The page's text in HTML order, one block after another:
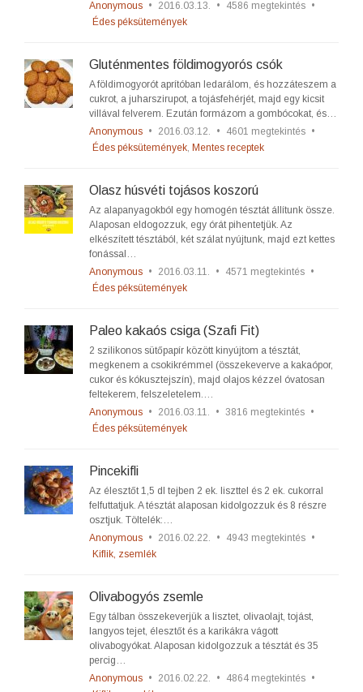
Anonymous • 2016.03.13. • 4586 megtekintés •
Édes péksütemények
Gluténmentes földimogyorós csók
A földimogyorót aprítóban ledarálom, és hozzáteszem a
cukrot, a juharszirupot, a tojásfehérjét, majd egy kicsit
villával felverem. Ezután formázom a gombócokat, és…
Anonymous • 2016.03.12. • 4601 megtekintés •
Édes péksütemények, Mentes receptek
Olasz húsvéti tojásos koszorú
Az alapanyagokból egy homogén tésztát állítunk össze.
Alaposan eldogozzuk, egy órát pihentetjük. Az
elkészített tésztából, két szálat nyújtunk, majd ezt kettes
fonással…
Anonymous • 2016.03.11. • 4571 megtekintés •
Édes péksütemények
Paleo kakaós csiga (Szafi Fit)
2 szilikonos sütőpapír között kinyújtom a tésztát,
megkenem a csokikrémmel (összekeverve a kakaópor,
cukor és kókusztejszín), majd olajos kézzel óvatosan
feltekerem, felszeletelem.…
Anonymous • 2016.03.11. • 3816 megtekintés •
Édes péksütemények
Pincekifli
Az élesztőt 1,5 dl tejben 2 ek. liszttel és 2 ek. cukorral
felfuttatjuk. A tésztát alaposan kidolgozzuk és 8 részre
osztjuk. Töltelék:…
Anonymous • 2016.02.22. • 4943 megtekintés •
Kiflik, zsemlék
Olivabogyós zsemle
Egy tálban összekeverjük a lisztet, olivaolajt, tojást,
langyos tejet, élesztőt és a karikákra vágott
olivabogyókat. Alaposan kidolgozzuk a tésztát és 35
percig…
Anonymous • 2016.02.22. • 4864 megtekintés •